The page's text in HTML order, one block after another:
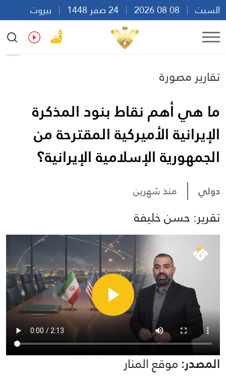
السبت
بيروت
11:48
Ar
تقارير مصورة
ما هي أهم نقاط بنود المذكرة
الإيرانية الأميركية المقترحة من
الجمهورية الإسلامية الإيرانية؟
دولي منذ شهرين
تقرير: حسن خليفة
المصدر:موقع المنار